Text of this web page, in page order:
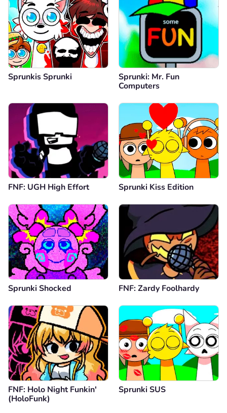
Sprunkis Sprunki
Sprunki: Mr. Fun
Computers
FNF: UGH High Effort Sprunki Kiss Edition
Sprunki Shocked FNF: Zardy Foolhardy
FNF: Holo Night Funkin'
(HoloFunk)
Sprunki SUS